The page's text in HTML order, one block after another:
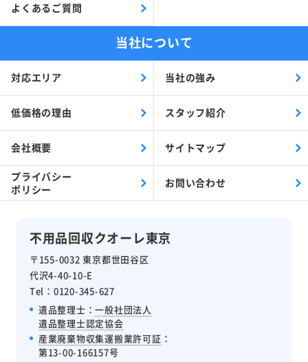
不用品回収クオーレ東京
〒155-0032 東京都世田谷区
代沢4-40-10-E
Tel：0120-345-627
遺品整理士：一般社団法人
遺品整理士認定協会
産業廃棄物収集運搬業許可証 ：
第13-00-166157号
よくあるご質問
当社について
対応エリア 当社の強み
低価格の理由 スタッフ紹介
会社概要 サイトマップ
プライバシー
ポリシー
お問い合わせ